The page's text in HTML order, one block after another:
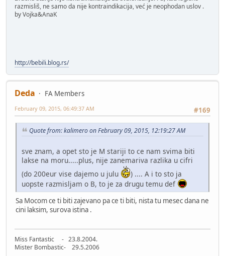
razmisliš, ne samo da nije kontraindikacija, već je neophodan uslov .
by Vojka&AnaK
http://bebili.blog.rs/
Deda
FA Members
#169
February 09, 2015, 06:49:37 AM
Quote from: kalimero on February 09, 2015, 12:19:27 AM
sve znam, a opet sto je M stariji to ce nam svima biti
lakse na moru.....plus, nije zanemariva razlika u cifri
(do 200eur vise dajemo u julu
) .... A i to sto ja
uopste razmisljam o B, to je za drugu temu def
Sa Mocom ce ti biti zajevano pa ce ti biti, nista tu mesec dana ne
cini laksim, surova istina .
Miss Fantastic - 23.8.2004.
Mister Bombastic- 29.5.2006